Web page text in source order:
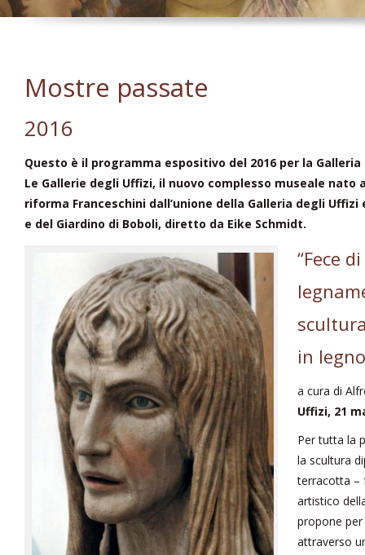
Mostre passate
2016
Questo è il programma espositivo del 2016 per la
Le Gallerie degli Uffizi, il nuovo complesso museale nato
riforma Franceschini dall’unione della Galleria degli
e del Giardino di Boboli, diretto da Eike Schmidt.
“Fece
in
a cura di
Uffizi, 21
Per tutta la
la scultura
terracotta –
artistico
propone per
attraverso